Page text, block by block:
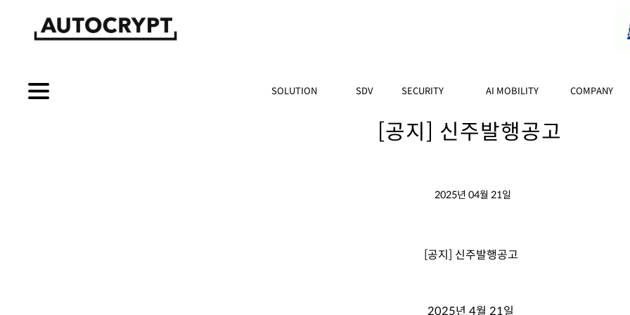
SOLUTION SDV SECURITY AI MOBILITY COMPANY
[공지] 신주발행공고
2025년 04월 21일
[공지] 신주발행공고
2025년4월21일